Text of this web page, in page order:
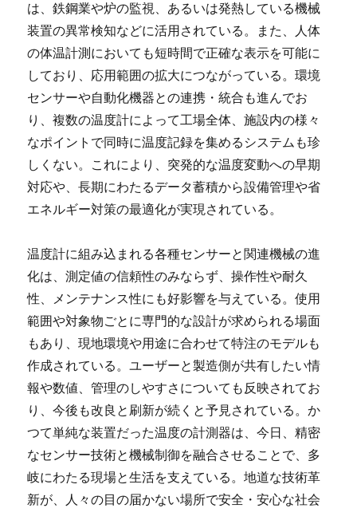
は、鉄鋼業や炉の監視、あるいは発熱している機械
装置の異常検知などに活用されている。また、人体
の体温計測においても短時間で正確な表示を可能に
しており、応用範囲の拡大につながっている。環境
センサーや自動化機器との連携・統合も進んでお
り、複数の温度計によって工場全体、施設内の様々
なポイントで同時に温度記録を集めるシステムも珍
しくない。これにより、突発的な温度変動への早期
対応や、長期にわたるデータ蓄積から設備管理や省
エネルギー対策の最適化が実現されている。
温度計に組み込まれる各種センサーと関連機械の進
化は、測定値の信頼性のみならず、操作性や耐久
性、メンテナンス性にも好影響を与えている。使用
範囲や対象物ごとに専門的な設計が求められる場面
もあり、現地環境や用途に合わせて特注のモデルも
作成されている。ユーザーと製造側が共有したい情
報や数値、管理のしやすさについても反映されてお
り、今後も改良と刷新が続くと予見されている。か
つて単純な装置だった温度の計測器は、今日、精密
なセンサー技術と機械制御を融合させることで、多
岐にわたる現場と生活を支えている。地道な技術革
新が、人々の目の届かない場所で安全・安心な社会